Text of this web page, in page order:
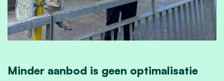
Minder aanbod is geen optimalisatie